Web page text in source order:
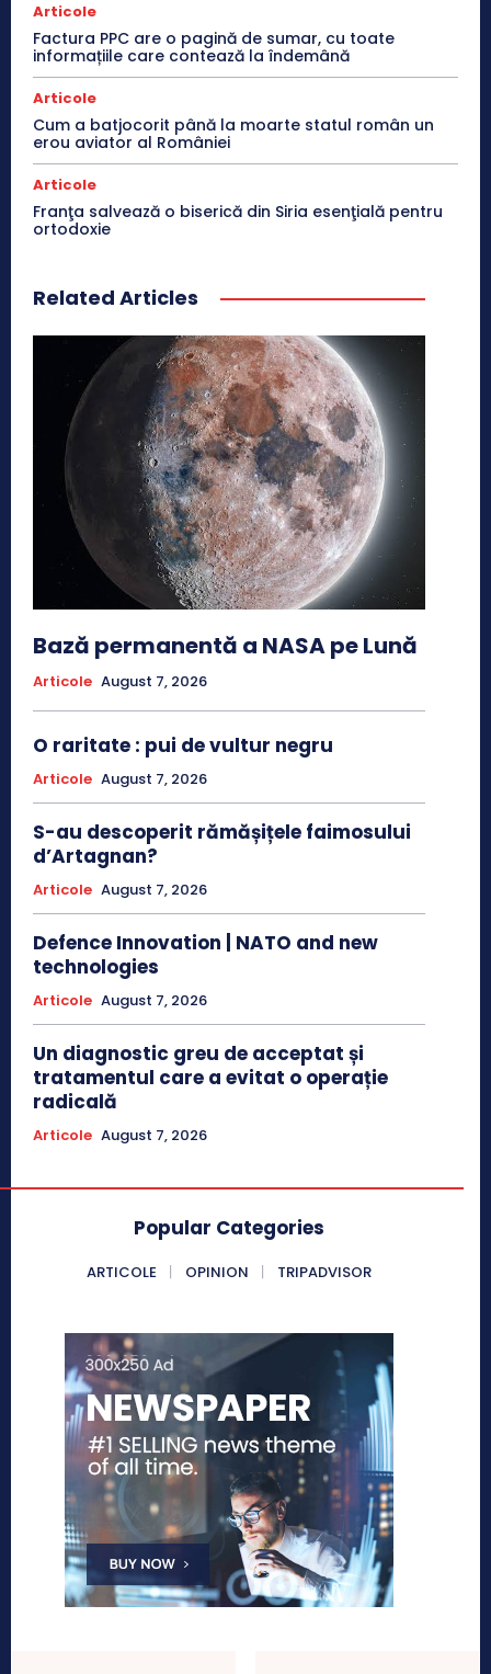
Articole
Factura PPC are o pagină de sumar, cu toate
informațiile care contează la îndemână
Articole
Cum a batjocorit până la moarte statul român un
erou aviator al României
Articole
Franţa salvează o biserică din Siria esenţială pentru
ortodoxie
Related Articles
Bază permanentă a NASA pe Lună
Articole August 7, 2026
O raritate : pui de vultur negru
Articole August 7, 2026
S-au descoperit rămășițele faimosului
d’Artagnan?
Articole August 7, 2026
Defence Innovation | NATO and new
technologies
Articole August 7, 2026
Un diagnostic greu de acceptat și
tratamentul care a evitat o operație
radicală
Articole August 7, 2026
Popular Categories
ARTICOLE OPINION TRIPADVISOR